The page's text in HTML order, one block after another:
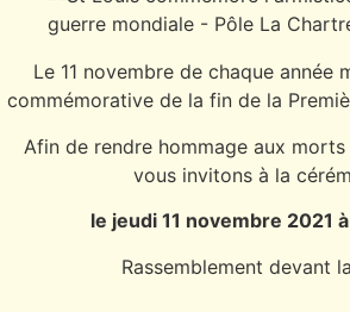
Le 11 novembre de chaque année
commémorative de la fin de la
Afin de rendre hommage aux
vous invitons à la
le jeudi 11 novembre 2021
Rassemblement devant